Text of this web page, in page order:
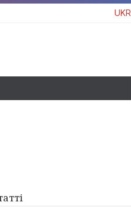
UKR